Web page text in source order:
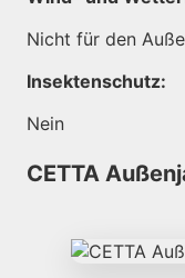
Nicht für den
Insektenschutz:
Nein
CETTA